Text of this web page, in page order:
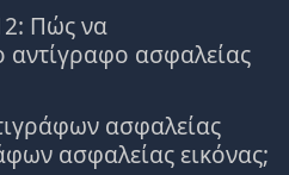
Πώς να
αντίγραφο ασφαλείας
ασφαλείας
ασφαλείας εικόνας;